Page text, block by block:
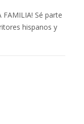
FAMILIA! Sé parte
hispanos y